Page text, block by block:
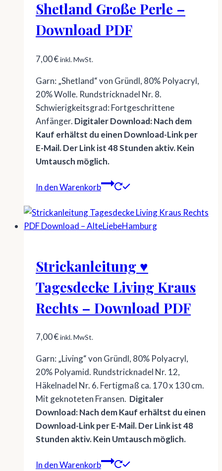
Shetland Große Perle –
Download PDF
7,00€inkl. MwSt.
Garn: „Shetland“ von Gründl, 80% Polyacryl,
20% Wolle. Rundstricknadel Nr. 8.
Schwierigkeitsgrad: Fortgeschrittene
Anfänger. Digitaler Download: Nach dem
Kauf erhältst du einen Download-Link per
E-Mail. Der Link ist 48 Stunden aktiv. Kein
Umtausch möglich.
In den Warenkorb
Strickanleitung ♥
Tagesdecke Living Kraus
Rechts – Download PDF
7,00€inkl. MwSt.
Garn: „Living“ von Gründl, 80% Polyacryl,
20% Polyamid. Rundstricknadel Nr. 12,
Häkelnadel Nr. 6. Fertigmaß ca. 170 x 130 cm.
Mit geknoteten Fransen. Digitaler
Download: Nach dem Kauf erhältst du einen
Download-Link per E-Mail. Der Link ist 48
Stunden aktiv. Kein Umtausch möglich.
In den Warenkorb